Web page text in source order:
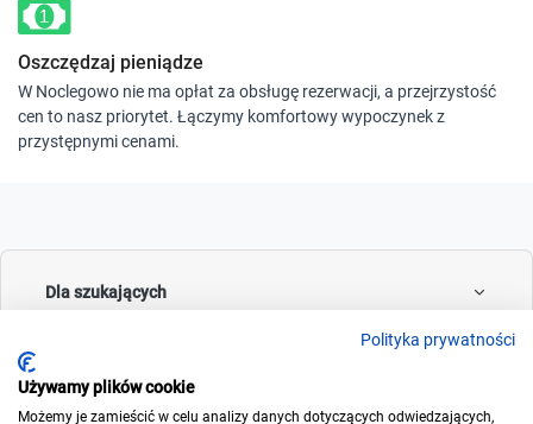
Oszczędzaj pieniądze
W Noclegowo nie ma opłat za obsługę rezerwacji, a przejrzystość
cen to nasz priorytet. Łączymy komfortowy wypoczynek z
przystępnymi cenami.
Dla szukających
Dla wynajmujących
Polityka prywatności
Używamy plików cookie
Możemy je zamieścić w celu analizy danych dotyczących odwiedzających,